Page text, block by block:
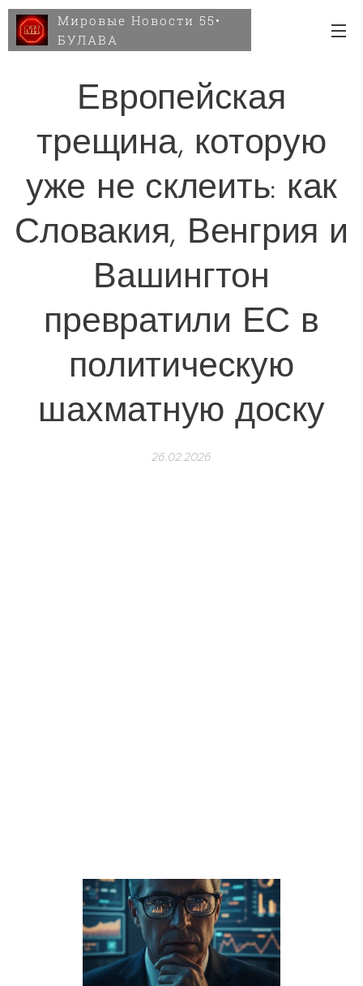
Мировые Новости 55•
БУЛАВА
Европейская
трещина, которую
уже не склеить: как
Словакия, Венгрия и
Вашингтон
превратили ЕС в
политическую
шахматную доску
26.02.2026